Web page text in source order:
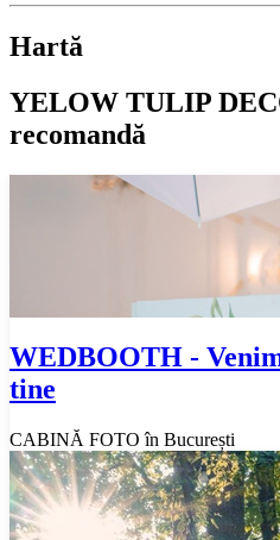
Hartă
YELOW TULIP
recomandă
WEDBOOTH -
tine
CABINĂ FOTO în București